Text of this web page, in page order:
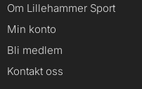
Om Lillehammer Sport
Min konto
Bli medlem
Kontakt oss